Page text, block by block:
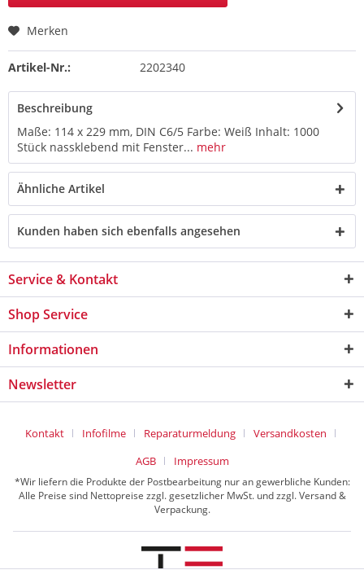
Merken
Artikel-Nr.: 2202340
Beschreibung
Maße: 114 x 229 mm, DIN C6/5 Farbe: Weiß Inhalt: 1000
Stück nassklebend mit Fenster... mehr
Ähnliche Artikel
Kunden haben sich ebenfalls angesehen
Service & Kontakt
Shop Service
Informationen
Newsletter
Kontakt Infofilme Reparaturmeldung
Versandkosten
AGB
Impressum
*Wir liefern die Produkte der Postbearbeitung nur an gewerbliche Kunden:
Alle Preise sind Nettopreise zzgl. gesetzlicher MwSt. und zzgl. Versand &
Verpackung.